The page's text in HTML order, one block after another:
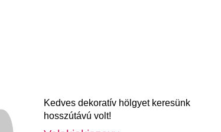
Kedves dekoratív hölgyet keresünk
hosszútávú volt!